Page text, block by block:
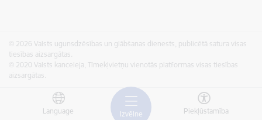
Izvēlne
Language Piekļūstamība
© 2026 Valsts ugunsdzēsības un glābšanas dienests, publicētā satura visas
tiesības aizsargātas.
© 2020 Valsts kanceleja, Tīmekļvietņu vienotās platformas visas tiesības
aizsargātas.